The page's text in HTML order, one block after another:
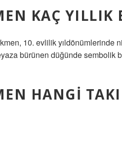
KAÇ YILLIK
10. evlilik yıldönümlerinde
bürünen düğünde sembolik
HANGI